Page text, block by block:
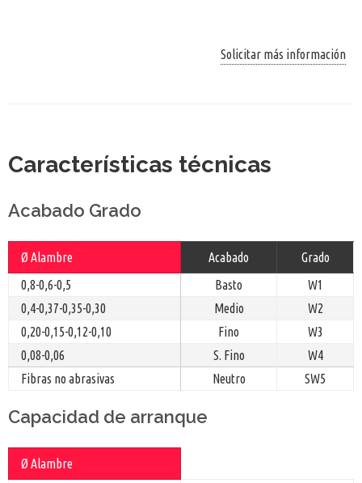
Solicitar más información
Características técnicas
Acabado Grado
Ø Alambre Acabado
Grado
0,8-0,6-0,5
Basto
W1
0,4-0,37-0,35-0,30
Medio
W2
0,20-0,15-0,12-0,10
Fino
W3
0,08-0,06
S. Fino
W4
Fibras no abrasivas
Neutro SW5
Capacidad de arranque
Ø Alambre